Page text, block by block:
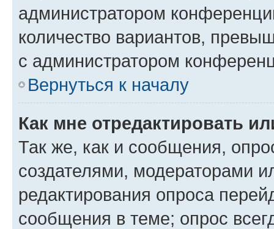
администратором
количество вариантов,
с администратором
Вернуться к началу
Как мне отредактировать
Так же, как и сообщения,
создателями, модераторами
редактирования опроса
сообщения в теме; опрос